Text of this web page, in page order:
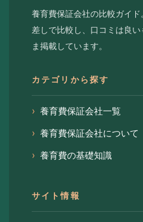
養育費保証会社の比較ガイ
差しで比較し、口コミは良
ま掲載しています。
カテゴリから探す
養育費保証会社一覧
養育費保証会社について
養育費の基礎知識
サイト情報